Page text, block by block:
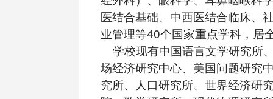
医结合基础、中西医结合临床、
业管理等40个国家重点学科，居
学校现有中国语言文学研究所
场经济研究中心、美国问题研究
究所、人口研究所、世界经济研